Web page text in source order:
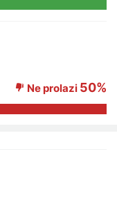
Ne prolazi 50%